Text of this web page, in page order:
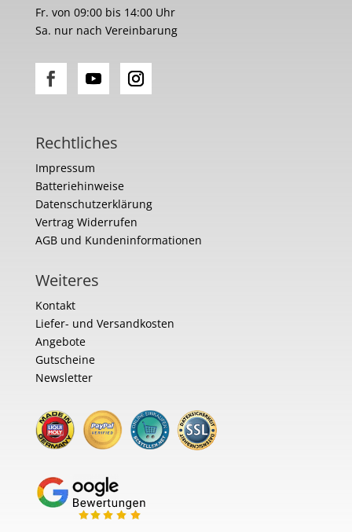
Fr. von 09:00 bis 14:00 Uhr
Sa. nur nach Vereinbarung
Rechtliches
Impressum
Batteriehinweise
Datenschutzerklärung
Vertrag Widerrufen
AGB und Kundeninformationen
Weiteres
Kontakt
Liefer- und Versandkosten
Angebote
Gutscheine
Newsletter